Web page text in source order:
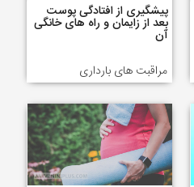
پیشگیری از افتادگی پوست
بعد از زایمان و راه های خانگی
آن
مراقبت های بارداری